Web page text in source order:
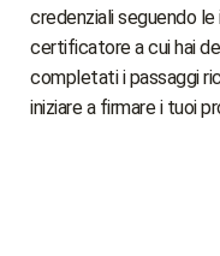
credenziali seguendo
certificatore a cui hai
completati i passaggi
iniziare a firmare i tuoi